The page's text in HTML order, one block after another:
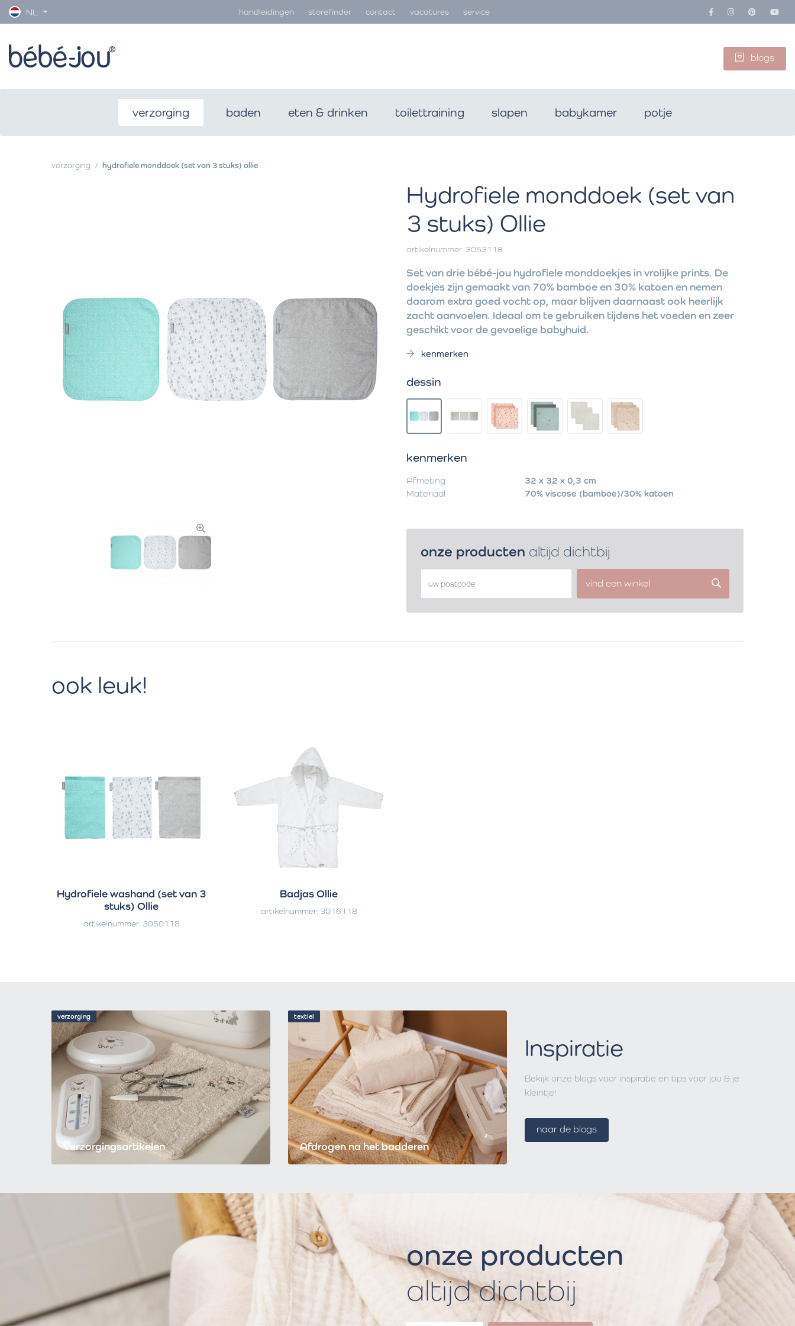
NL handleidingen storefinder contact vacatures service
blogs
verzorging baden eten & drinken toilettraining slapen babykamer potje
verzorging hydrofiele monddoek (set van 3 stuks) ollie
Hydrofiele monddoek (set van
3 stuks) Ollie
artikelnummer: 3053118
Set van drie bébé-jou hydrofiele monddoekjes in vrolijke prints. De
doekjes zijn gemaakt van 70% bamboe en 30% katoen en nemen
daarom extra goed vocht op, maar blijven daarnaast ook heerlijk
zacht aanvoelen. Ideaal om te gebruiken tijdens het voeden en zeer
geschikt voor de gevoelige babyhuid.
kenmerken
dessin
kenmerken
Afmeting
32 x 32 x 0,3 cm
Materiaal
70% viscose (bamboe)/30% katoen
onze producten altijd dichtbij
vind een winkel
ook leuk!
Hydrofiele washand (set van 3
stuks) Ollie
artikelnummer: 3050118
Badjas Ollie
artikelnummer: 3016118
verzorging
Verzorgingsartikelen
textiel
Afdrogen na het badderen
Inspiratie
Bekijk onze blogs voor inspiratie en tips voor jou & je
kleintje!
naar de blogs
onze producten
altijd dichtbij